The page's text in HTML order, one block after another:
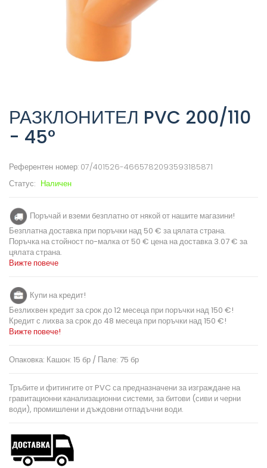
РАЗКЛОНИТЕЛ PVC 200/110
- 45°
Референтен номер: 07/401526-4665782093593185871
Статус: Наличен
Поръчай и вземи безплатно от някой от нашите магазини!
Безплатна доставка при поръчки над 50 € за цялата страна.
Поръчка на стойност по-малка от 50 € цена на доставка 3.07 € за
цялата страна.
Вижте повече
Купи на кредит!
Безлихвен кредит за срок до 12 месеца при поръчки над 150 €!
Кредит с лихва за срок до 48 месеца при поръчки над 150 €!
Вижте повече!
Опаковка: Кашон: 15 бр / Пале: 75 бр
Тръбите и фитингите от PVC са предназначени за изграждане на
гравитационни канализационни системи, за битови (сиви и черни
води), промишлени и дъждовни отпадъчни води.